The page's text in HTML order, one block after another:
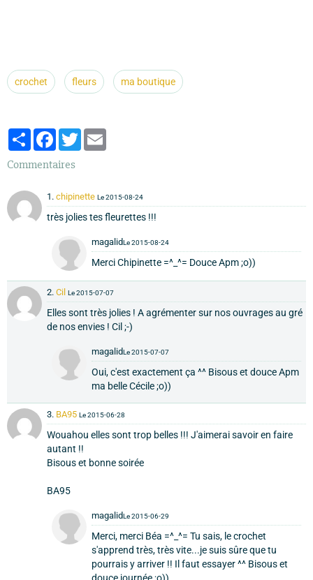
crochet fleurs ma boutique
PartagerFacebook
Twitter
Commentaires
1. chipinette Le 2015-08-24
très jolies tes fleurettes !!!
magalidLe 2015-08-24
Merci Chipinette =^_^= Douce Apm ;o))
2. Cil Le 2015-07-07
Elles sont très jolies ! A agrémenter sur nos ouvrages au gré
de nos envies ! Cil ;-)
magalidLe 2015-07-07
Oui, c'est exactement ça ^^ Bisous et douce Apm
ma belle Cécile ;o))
3. BA95 Le 2015-06-28
Wouahou elles sont trop belles !!! J'aimerai savoir en faire
autant !!
Bisous et bonne soirée
BA95
magalidLe 2015-06-29
Merci, merci Béa =^_^= Tu sais, le crochet
s'apprend très, très vite...je suis sûre que tu
pourrais y arriver !! Il faut essayer ^^ Bisous et